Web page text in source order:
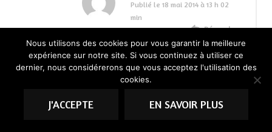
Publié le 18 mai 2014 à 13 h 02
min
Répondre
Moi aussi j’ai des
modèles que
j’aimerais trop avoir
Nous utilisons des cookies pour vous garantir la meilleure
expérience sur notre site. Si vous continuez à utiliser ce
dernier, nous considérerons que vous acceptez l'utilisation des
cookies.
J'ACCEPTE EN SAVOIR PLUS